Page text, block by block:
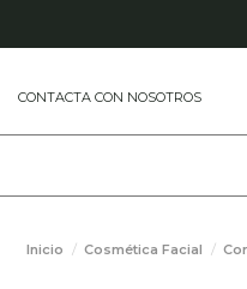
CONTACTA CON NOSOTROS
Inicio Cosmética Facial